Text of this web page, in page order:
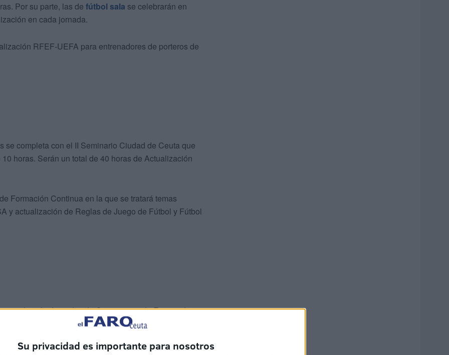
Su privacidad es importante para nosotros
Por su parte, las de fútbol sala se celebrarán en
en cada jornada.
RFEF-UEFA para entrenadores de porteros de
completa con el II Seminario Ciudad de Ceuta que
horas. Serán un total de 40 horas de Actualización
Formación Continua en la que se tratará temas
y actualización de Reglas de Juego de Fútbol y Fútbol
realizarán Jornadas de Convivencia de Entrenadores
la Gala del Día del Entrenador.
de la RFFCE, donde se ofrecerá a un grupo